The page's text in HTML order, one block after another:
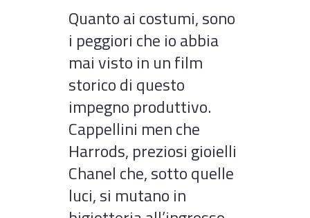
Quanto ai costumi, sono
i peggiori che io abbia
mai visto in un film
storico di questo
impegno produttivo.
Cappellini men che
Harrods, preziosi gioielli
Chanel che, sotto quelle
luci, si mutano in